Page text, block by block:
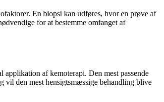
En biopsi kan udføres, hvor en prøve af
for at bestemme omfanget af
af kemoterapi. Den mest passende
vil den mest hensigtsmæssige behandling blive